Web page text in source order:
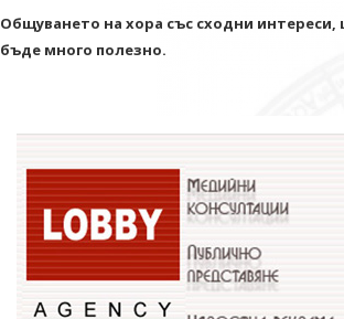
Общуването на хора със сходни интереси,
бъде много полезно.